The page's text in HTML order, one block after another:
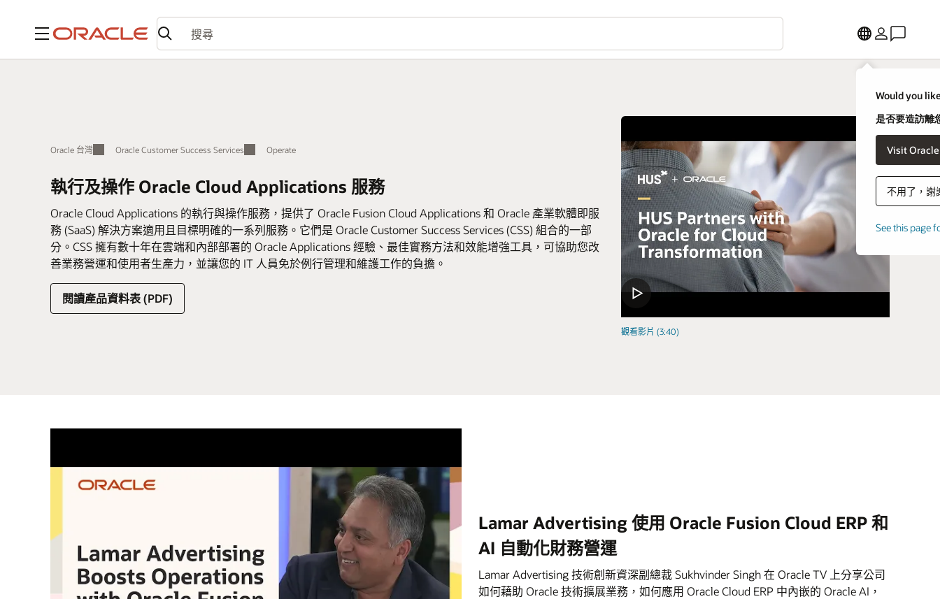
功能表
Would you
是否要造訪離
不用了，謝
See this page
Oracle 台灣 Oracle Customer Success Services Operate
執行及操作 Oracle Cloud Applications 服務
觀看影片 (3:40)
Oracle Cloud Applications 的執行與操作服務，提供了 Oracle Fusion Cloud Applications 和 Oracle 產業軟體即服
務 (SaaS) 解決方案適用且目標明確的一系列服務。它們是 Oracle Customer Success Services (CSS) 組合的一部
分。CSS 擁有數十年在雲端和內部部署的 Oracle Applications 經驗、最佳實務方法和效能增強工具，可協助您改
善業務營運和使用者生產力，並讓您的 IT 人員免於例行管理和維護工作的負擔。
閱讀產品資料表 (PDF)
Lamar Advertising 使用 Oracle Fusion Cloud ERP 和
AI 自動化財務營運
Lamar Advertising 技術創新資深副總裁 Sukhvinder Singh 在 Oracle TV 上分享公司
如何藉助 Oracle 技術擴展業務，如何應用 Oracle Cloud ERP 中內嵌的 Oracle AI，